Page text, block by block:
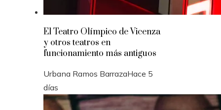
El Teatro Olímpico de Vicenza
y otros teatros en
funcionamiento más antiguos
Urbana Ramos BarrazaHace 5
días